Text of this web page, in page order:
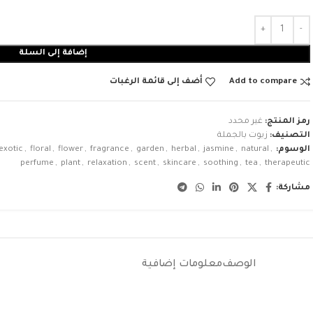
إضافة إلى السلة
Add to compare أضف إلى قائمة الرغبات
رمز المنتج: غير محدد
التصنيف: زيوت بالجملة
الوسوم:
exotic , floral , flower , fragrance , garden , herbal , jasmine , natural ,
perfume , plant , relaxation , scent , skincare , soothing , tea , therapeutic
مشاركة:
الوصفمعلومات إضافية